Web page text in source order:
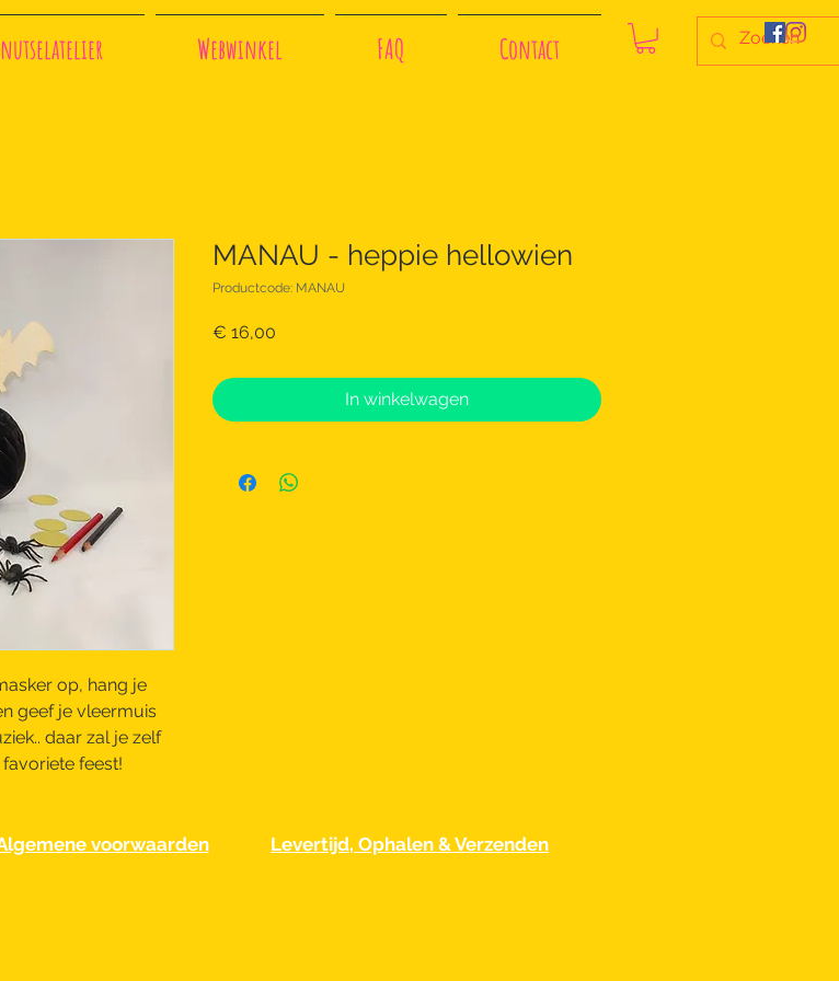
Webwinkel FAQ Contact
op, hang je
geef je vleermuis
daar zal je zelf
feest!
MANAU - heppie hellowien
Productcode: MANAU
€ 16,00Prijs
In winkelwagen
voorwaarden Levertijd, Ophalen & Verzenden